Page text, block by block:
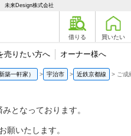
未来Design株式会社
借りる 買いたい
売りたい方へ オーナー様へ
築一軒家） 宇治市 近鉄京都線 ご成
となっております。
願いたします。